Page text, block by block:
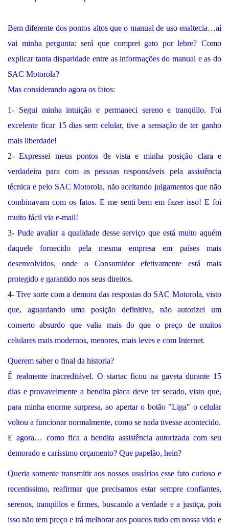
Bem diferente dos pontos altos que o manual de uso enaltecia…aí
vai minha pergunta: será que comprei gato por lebre? Como
explicar tanta disparidade entre as informações do manual e as do
SAC Motorola?
Mas considerando agora os fatos:
1- Segui minha intuição e permaneci sereno e tranqüilo. Foi
excelente ficar 15 dias sem celular, tive a sensação de ter ganho
mais liberdade!
2- Expressei meus pontos de vista e minha posição clara e
verdadeira para com as pessoas responsáveis pela assistência
técnica e pelo SAC Motorola, não aceitando julgamentos que não
combinavam com os fatos. E me senti bem em fazer isso! E foi
muito fácil via e-mail!
3- Pude avaliar a qualidade desse serviço que está muito aquém
daquele fornecido pela mesma empresa em países mais
desenvolvidos, onde o Consumidor efetivamente está mais
protegido e garantido nos seus direitos.
4- Tive sorte com a demora das respostas do SAC Motorola, visto
que, aguardando uma posição definitiva, não autorizei um
conserto absurdo que valia mais do que o preço de muitos
celulares mais modernos, menores, mais leves e com Internet.
Querem saber o final da historia?
É realmente inacreditável. O startac ficou na gaveta durante 15
dias e provavelmente a bendita placa deve ter secado, visto que,
para minha enorme surpresa, ao apertar o botão "Liga" o celular
voltou a funcionar normalmente, como se nada tivesse acontecido.
E agora… como fica a bendita assistência autorizada com seu
demorado e caríssimo orçamento? Que papelão, hein?
Queria somente transmitir aos nossos usuários esse fato curioso e
recentissimo, reafirmar que precisamos estar sempre confiantes,
serenos, tranqüilos e firmes, buscando a verdade e a justiça, pois
isso não tem preço e irá melhorar aos poucos tudo em nossa vida e